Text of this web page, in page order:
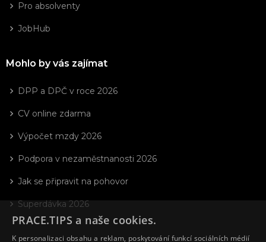
Pro absolventy
JobHub
Mohlo by vás zajímat
DPP a DPČ v roce 2026
CV online zdarma
Výpočet mzdy 2026
Podpora v nezaměstnanosti 2026
Jak se připravit na pohovor
Superdávka 2026
PRACE.TIPS a naše cookies.
K personalizaci obsahu a reklam, poskytování funkcí sociálních médií